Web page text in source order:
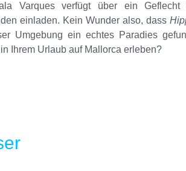
Varques verfügt über ein Geflecht
einladen. Kein Wunder also, dass
Umgebung ein echtes Paradies
Ihrem Urlaub auf Mallorca erleben?